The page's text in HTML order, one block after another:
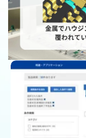
(スペ